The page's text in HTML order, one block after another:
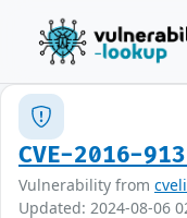
CVE-2016-
Vulnerability from
Updated: 2024-08-06